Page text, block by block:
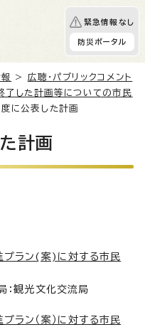
緊急情報なし
防災ポータル
> 広聴・パブリックコメント
了した計画等についての市民
に公表した計画
計画
ラン(案)に対する市民
観光文化交流局
ラン（案）に対する市民